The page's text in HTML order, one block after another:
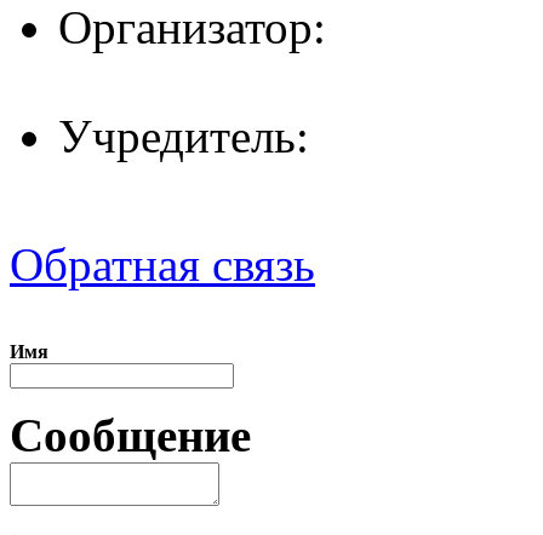
Организатор:
Учредитель:
Обратная связь
Имя
Сообщение